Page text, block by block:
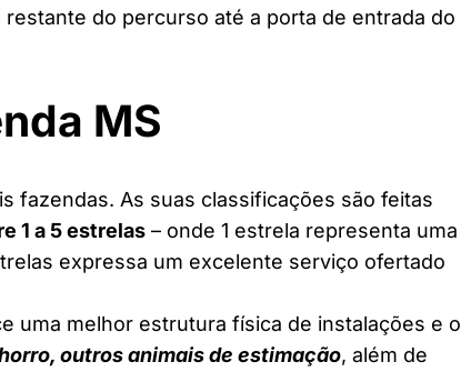
do percurso até a porta de entrada do
MS
fazendas. As suas classificações são feitas
1 a 5 estrelas – onde 1 estrela representa uma
expressa um excelente serviço ofertado
uma melhor estrutura física de instalações e o
outros animais de estimação, além de